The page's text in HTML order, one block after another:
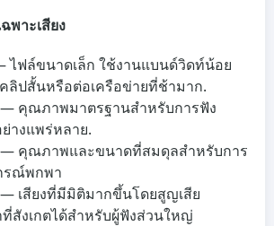
พาะเสียง
ไฟล์ขนาดเล็ก ใช้งานแบนด์วิดท์น้อย
ลิปสั้นหรือต่อเครือข่ายที่ช้ามาก.
— คุณภาพมาตรฐานสำหรับการฟัง
างแพร่หลาย.
— คุณภาพและขนาดที่สมดุลสำหรับการ
รณ์พกพา
เสียงที่มีมิติมากขึ้นโดยสูญเสีย
งเกตได้สำหรับผู้ฟังส่วนใหญ่